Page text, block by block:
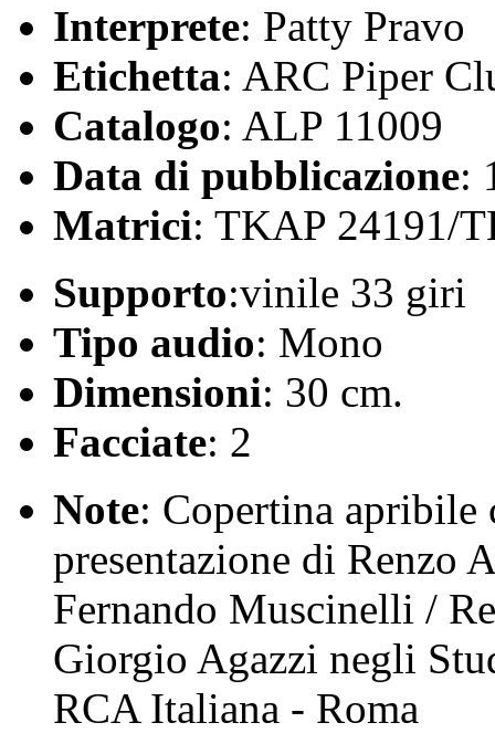
Interprete: Patty Pravo
Etichetta: ARC Piper
Catalogo: ALP 11009
Data di pubblicazione:
Matrici: TKAP 24191/
Supporto:vinile 33 giri
Tipo audio: Mono
Dimensioni: 30 cm.
Facciate: 2
Note: Copertina apribile
presentazione di Renzo
Fernando Muscinelli /
Giorgio Agazzi negli
RCA Italiana - Roma